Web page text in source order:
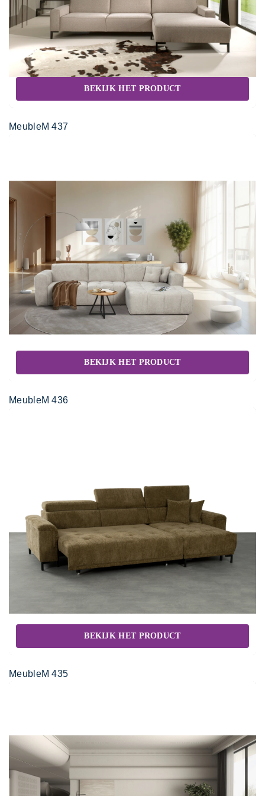
BEKIJK HET PRODUCT
MeubleM 437
BEKIJK HET PRODUCT
MeubleM 436
BEKIJK HET PRODUCT
MeubleM 435